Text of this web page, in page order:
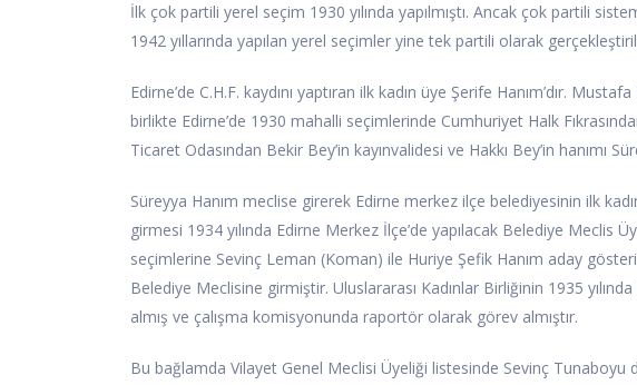
İlk çok partili yerel seçim 1930 yılında yapılmıştı. Ancak çok partili
1942 yıllarında yapılan yerel seçimler yine tek partili olarak
Edirne’de C.H.F. kaydını yaptıran ilk kadın üye Şerife Hanım’dır.
birlikte Edirne’de 1930 mahalli seçimlerinde Cumhuriyet Halk
Ticaret Odasından Bekir Bey’in kayınvalidesi ve Hakkı Bey’in hanımı
Süreyya Hanım meclise girerek Edirne merkez ilçe belediyesinin ilk
girmesi 1934 yılında Edirne Merkez İlçe’de yapılacak Belediye Meclis
seçimlerine Sevinç Leman (Koman) ile Huriye Şefik Hanım aday
Belediye Meclisine girmiştir. Uluslararası Kadınlar Birliğinin 1935
almış ve çalışma komisyonunda raportör olarak görev almıştır.
Bu bağlamda Vilayet Genel Meclisi Üyeliği listesinde Sevinç Tunaboyu